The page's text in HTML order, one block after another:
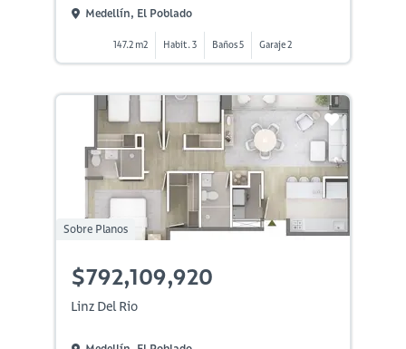
Medellín, El Poblado
147.2 m2 Habit. 3 Baños 5 Garaje 2
Sobre Planos
$792,109,920
Linz Del Rio